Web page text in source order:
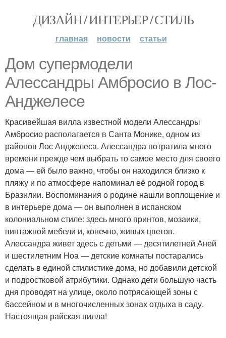
ДИЗАЙН / ИНТЕРЬЕР / СТИЛЬ
главная новости статьи
Дом супермодели
Алессандры Амбросио в Лос-
Анджелесе
Красивейшая вилла известной модели Алессандры
Амбросио располагается в Санта Монике, одном из
районов Лос Анджелеса. Алессандра потратила много
времени прежде чем выбрать то самое место для своего
дома — ей было важно, чтобы он находился близко к
пляжу и по атмосфере напоминал её родной город в
Бразилии. Воспоминания о родине нашли воплощение и
в интерьере дома — он выполнен в испанском
колониальном стиле: здесь много принтов, мозаики,
винтажной мебели и, конечно, живых цветов.
Алессандра живет здесь с детьми — десятилетней Аней
и шестилетним Ноа — детские комнаты постарались
сделать в единой стилистике дома, но добавили детской
и подростковой атрибутики. Однако дети большую часть
дня проводят на улице, около потрясающей зоны с
бассейном и в многочисленных зонах отдыха в саду.
Настоящая райская вилла!